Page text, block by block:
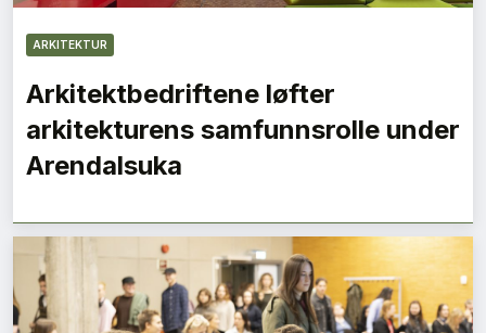
ARKITEKTUR
Arkitektbedriftene løfter
arkitekturens samfunnsrolle under
Arendalsuka